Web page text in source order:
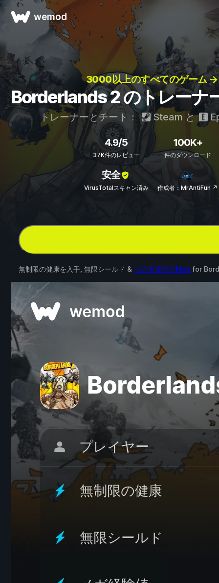
wemod
3000以上のすべてのゲーム →
Borderlands 2 のトレーナ
トレーナーとチート： Steam と
4.9/5
37K件のレビュー
100K+
件のダウンロード
安全
VirusTotalスキャン済み 作成者：MrAntiFun ↗
無制限の健康を入手, 無限シールド & その他12件のMod for